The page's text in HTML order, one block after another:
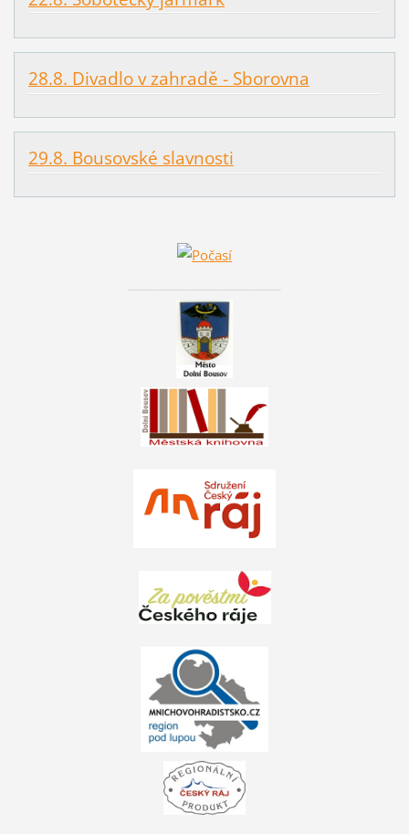
28.8. Divadlo v zahradě - Sborovna
29.8. Bousovské slavnosti